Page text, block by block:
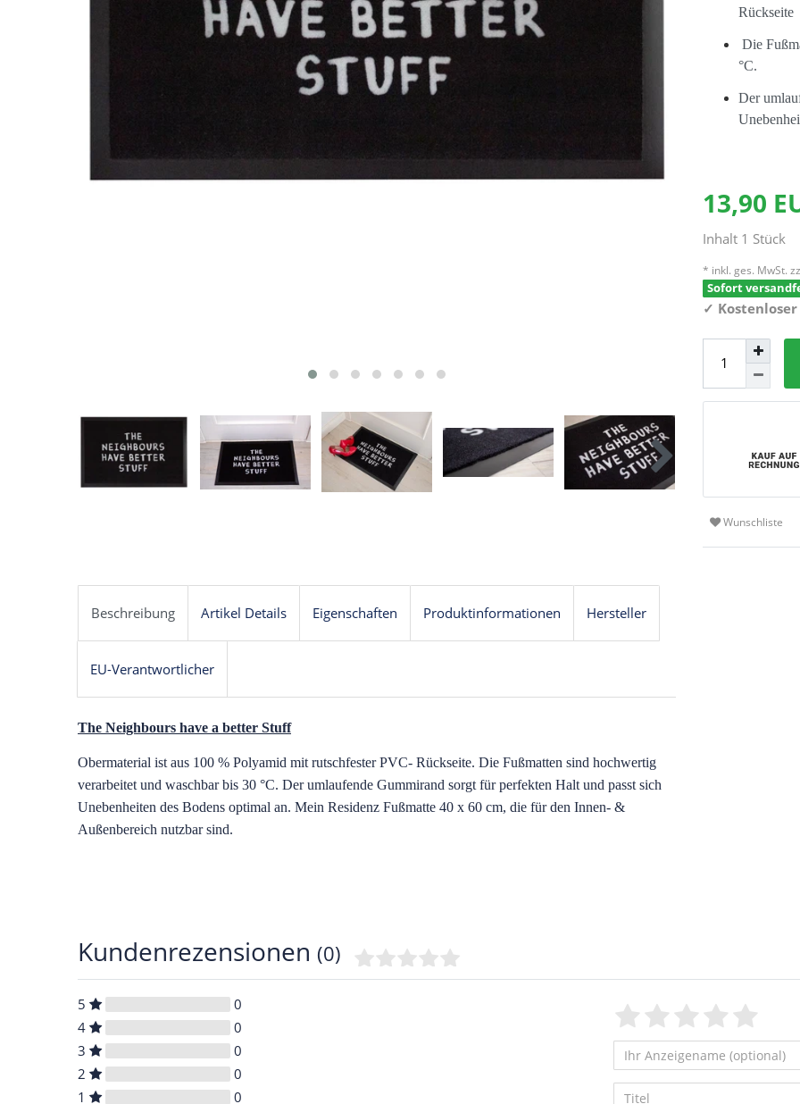
Rückseite
Die
°C.
Der
13,90
Inhalt 1 Stück
* inkl. ges. MwSt.
Sofort
✓
Wunschliste
Beschreibung Artikel Details Eigenschaften Produktinformationen Hersteller
EU-Verantwortlicher
The Neighbours have a better Stuff
Obermaterial ist aus 100 % Polyamid mit rutschfester PVC- Rückseite. Die Fußmatten sind hochwertig
verarbeitet und waschbar bis 30 °C. Der umlaufende Gummirand sorgt für perfekten Halt und passt sich
Unebenheiten des Bodens optimal an. Mein Residenz Fußmatte 40 x 60 cm, die für den Innen- &
Außenbereich nutzbar sind.
Kundenrezensionen (0)
5
0
4
0
3
0
2
0
1
0
Bewertungssterne
5
4
von
5
3
von
5
2
von
5
1
von
5
Ihr
Platzhalter